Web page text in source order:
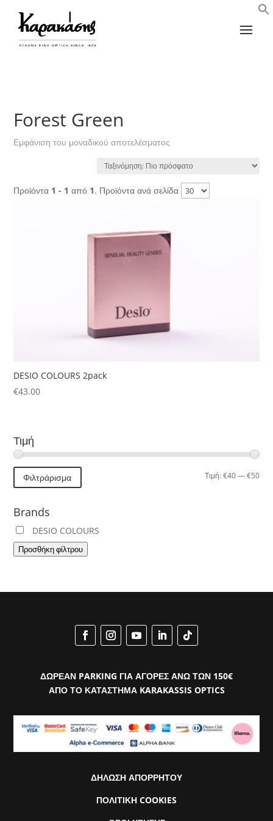
Forest Green
Εμφάνιση του μοναδικού αποτελέσματος
Προϊόντα 1 - 1 από 1. Προϊόντα ανά σελίδα
DESIO COLOURS 2pack
€43.00
Τιμή
Φιλτράρισμα Τιμή:€40—€50
Brands
DESIO COLOURS
Προσθήκη φίλτρου
ΔΩΡΕΑΝ PARKING ΓΙΑ ΑΓΟΡΕΣ ΑΝΩ ΤΩΝ 150€
ΑΠΟ ΤΟ ΚΑΤΑΣΤΗΜΑ KARAKASSIS OPTICS
ΔΗΛΩΣΗ ΑΠΟΡΡΗΤΟΥ
ΠΟΛΙΤΙΚΗ COOKIES